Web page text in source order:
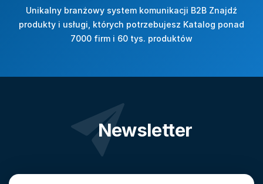
Unikalny branżowy system komunikacji B2B Znajdź
produkty i usługi, których potrzebujesz Katalog ponad
7000 firm i 60 tys. produktów
Newsletter